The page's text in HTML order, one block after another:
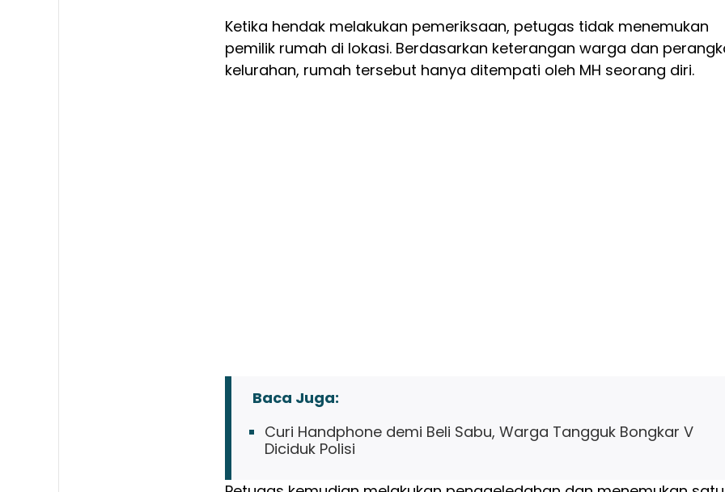
Ketika hendak melakukan pemeriksaan, petugas tidak menemukan
pemilik rumah di lokasi. Berdasarkan keterangan warga dan
kelurahan, rumah tersebut hanya ditempati oleh MH seorang diri.
Baca Juga:
Curi Handphone demi Beli Sabu, Warga Tangguk Bongkar V
Diciduk Polisi